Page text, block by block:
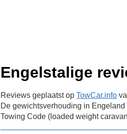
Engelstalige
Reviews geplaatst op TowCar.info
De gewichtsverhouding in
Towing Code (loaded weight